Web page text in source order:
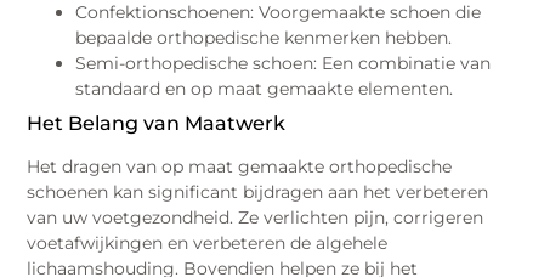
Confektionschoenen: Voorgemaakte schoen die
bepaalde orthopedische kenmerken hebben.
Semi-orthopedische schoen: Een combinatie van
standaard en op maat gemaakte elementen.
Het Belang van Maatwerk
Het dragen van op maat gemaakte orthopedische
schoenen kan significant bijdragen aan het verbeteren
van uw voetgezondheid. Ze verlichten pijn, corrigeren
voetafwijkingen en verbeteren de algehele
lichaamshouding. Bovendien helpen ze bij het